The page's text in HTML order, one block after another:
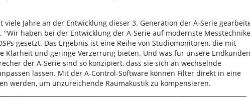
Jahre an der Entwicklung dieser 3. Generation der A-Serie
"Wir haben bei der Entwicklung der A-Serie auf modernste
gesetzt. Das Ergebnis ist eine Reihe von Studiomonitoren, die mit
und geringe Verzerrung bieten. Und was für unsere Endkunden
der A-Serie sind so konzipiert, dass sie sich an wechselnde
lassen. Mit der A-Control-Software können Filter direkt in eine
werden, um unzureichende Raumakustik zu kompensieren.